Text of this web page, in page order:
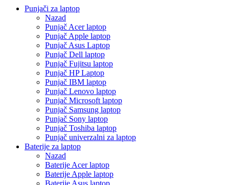
Punjači za laptop
Nazad
Punjač Acer laptop
Punjač Apple laptop
Punjač Asus Laptop
Punjač Dell laptop
Punjač Fujitsu laptop
Punjač HP Laptop
Punjač IBM laptop
Punjač Lenovo laptop
Punjač Microsoft laptop
Punjač Samsung laptop
Punjač Sony laptop
Punjač Toshiba laptop
Punjač univerzalni za laptop
Baterije za laptop
Nazad
Baterije Acer laptop
Baterije Apple laptop
Baterije Asus laptop